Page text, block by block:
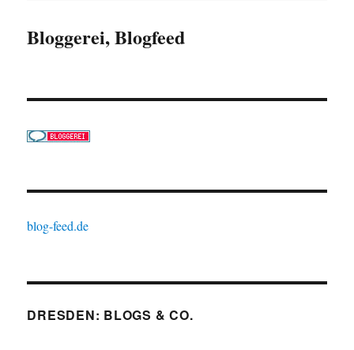
Bloggerei, Blogfeed
blog-feed.de
DRESDEN: BLOGS & CO.